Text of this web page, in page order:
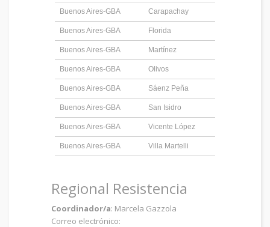
Buenos Aires-GBA Carapachay
Buenos Aires-GBA Florida
Buenos Aires-GBA Martínez
Buenos Aires-GBA Olivos
Buenos Aires-GBA Sáenz Peña
Buenos Aires-GBA San Isidro
Buenos Aires-GBA Vicente López
Buenos Aires-GBA Villa Martelli
Regional Resistencia
Coordinador/a: Marcela Gazzola
Correo electrónico: